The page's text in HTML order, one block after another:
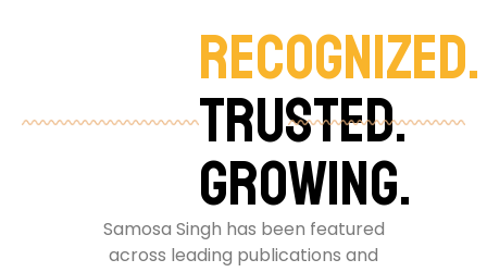
Recognized.
Trusted.
Growing.
Samosa Singh has been featured
across leading publications and